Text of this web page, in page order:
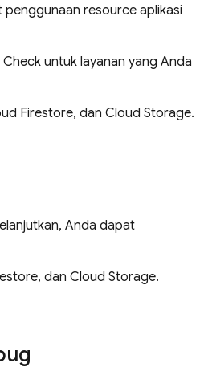
penggunaan resource aplikasi
untuk layanan yang Anda
Firestore, dan Cloud Storage.
Anda dapat
dan Cloud Storage.